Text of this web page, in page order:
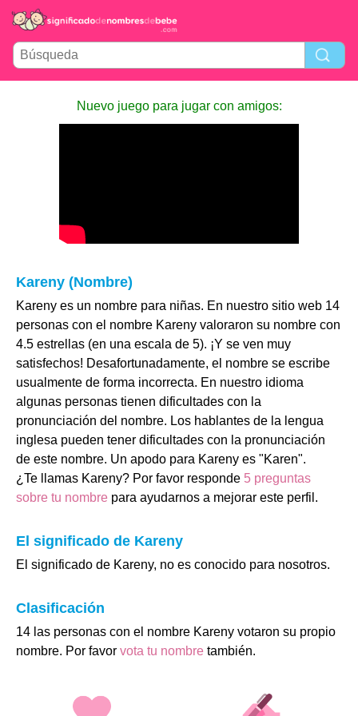
Nuevo juego para jugar con amigos:
Kareny (Nombre)
Kareny es un nombre para niñas. En nuestro sitio web 14
personas con el nombre Kareny valoraron su nombre con
4.5 estrellas (en una escala de 5). ¡Y se ven muy
satisfechos! Desafortunadamente, el nombre se escribe
usualmente de forma incorrecta. En nuestro idioma
algunas personas tienen dificultades con la
pronunciación del nombre. Los hablantes de la lengua
inglesa pueden tener dificultades con la pronunciación
de este nombre. Un apodo para Kareny es "Karen".
¿Te llamas Kareny? Por favor responde 5 preguntas
sobre tu nombre para ayudarnos a mejorar este perfil.
El significado de Kareny
El significado de Kareny, no es conocido para nosotros.
Clasificación
14 las personas con el nombre Kareny votaron su propio
nombre. Por favor vota tu nombre también.